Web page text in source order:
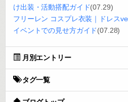
け出装・活動搭配ガイド(07.29)
フリーレン コスプレ衣装｜ドレス
イベントでの見せ方ガイド(07.28)
月別エントリー
タグ一覧